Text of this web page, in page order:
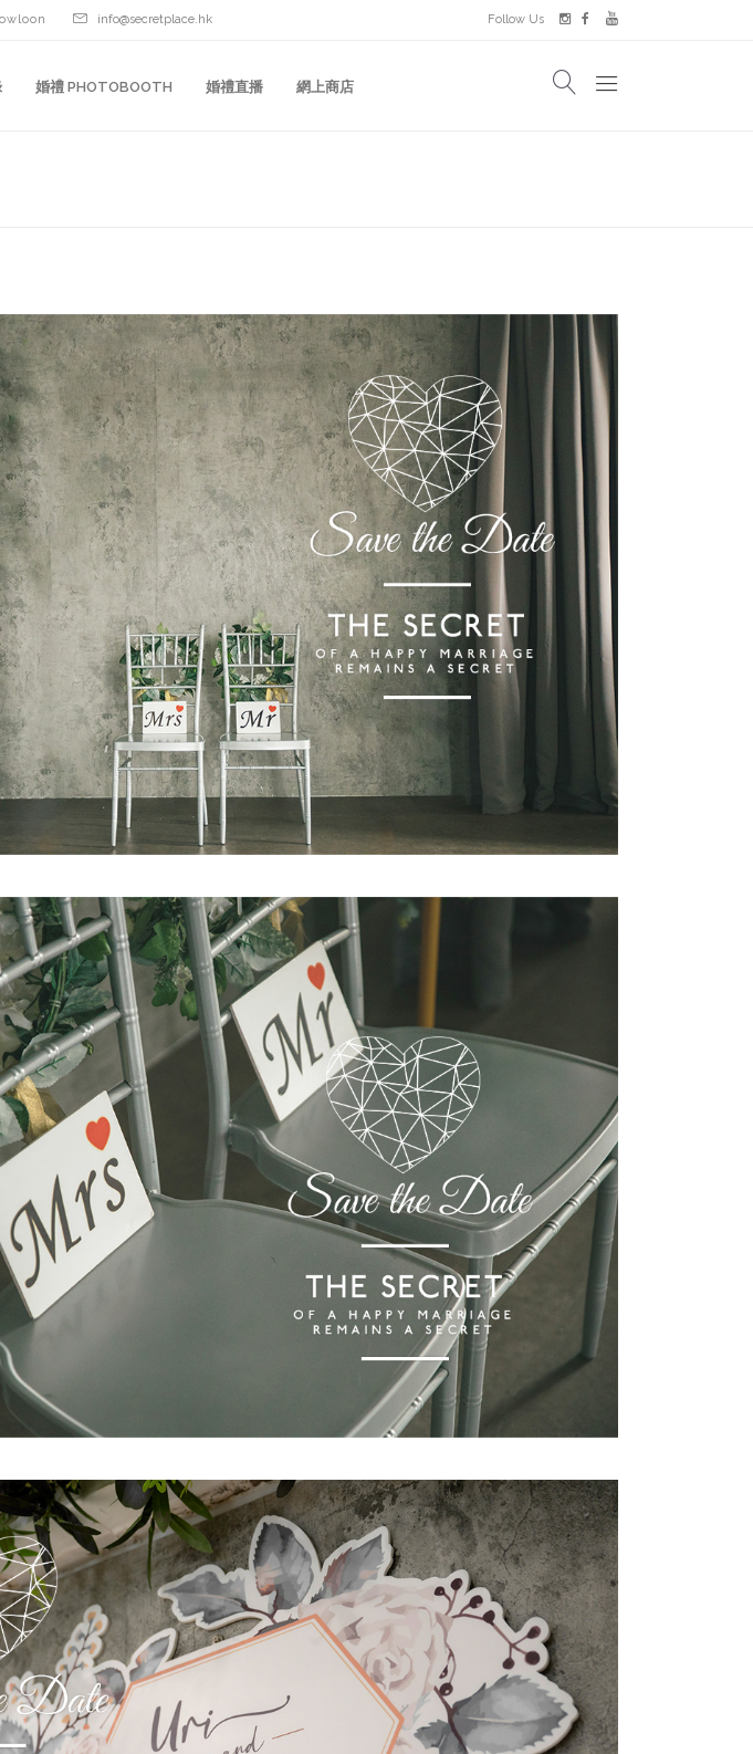
info@secretplace.hk Follow Us
婚禮 PHOTOBOOTH 婚禮直播 網上商店